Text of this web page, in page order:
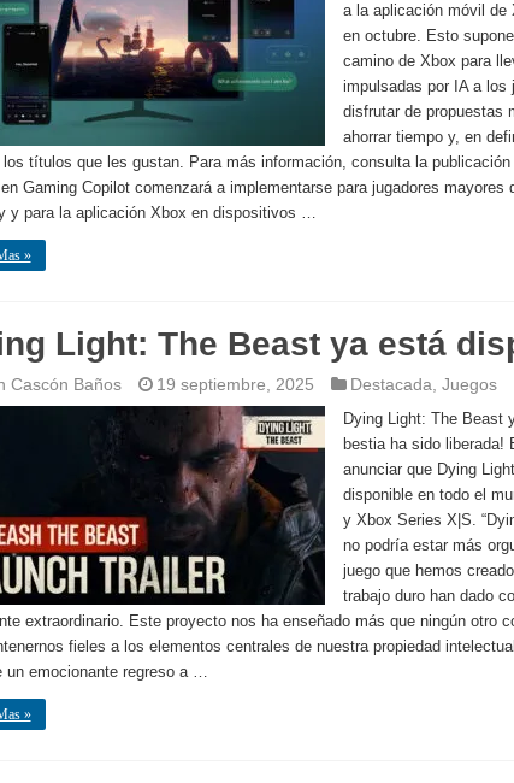
a la aplicación móvil de
en octubre. Esto
camino de Xbox para
impulsadas por IA a los
disfrutar de propuestas
ahorrar tiempo y, en
los títulos que les gustan. Para más información, consulta la
Gaming Copilot comenzará a implementarse para jugadores mayores
y para la aplicación Xbox en dispositivos …
»
Light: The Beast ya está
Cascón Baños 19 septiembre, 2025 Destacada Juegos
Dying Light: The Beast
bestia ha sido liberada!
anunciar que Dying
disponible en todo el
y Xbox Series X|S.
no podría estar más
juego que hemos
trabajo duro han dado
extraordinario. Este proyecto nos ha enseñado más que ningún otro
fieles a los elementos centrales de nuestra propiedad
un emocionante regreso a …
»